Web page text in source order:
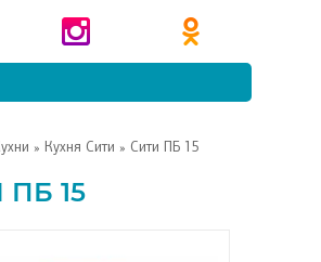
» Кухня Сити » Сити ПБ 15
15